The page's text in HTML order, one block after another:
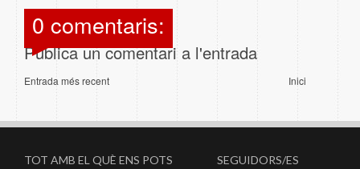
0 comentaris:
Publica un comentari a l'entrada
Entrada més recent Inici
TOT AMB EL QUÈ ENS POTS
SEGUIDORS/ES